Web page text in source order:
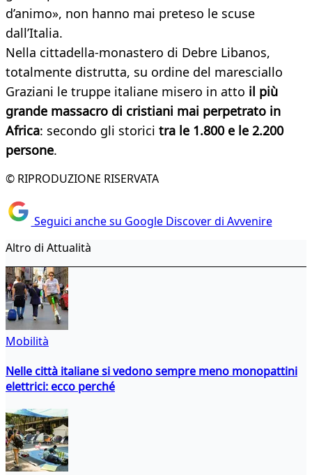
d’animo», non hanno mai preteso le scuse
dall’Italia.
Nella cittadella-monastero di Debre Libanos,
totalmente distrutta, su ordine del maresciallo
Graziani le truppe italiane misero in atto il più
grande massacro di cristiani mai perpetrato in
Africa: secondo gli storici tra le 1.800 e le 2.200
persone.
© RIPRODUZIONE RISERVATA
Seguici anche su Google Discover di Avvenire
Altro di Attualità
Mobilità
Nelle città italiane si vedono sempre meno monopattini
elettrici: ecco perché